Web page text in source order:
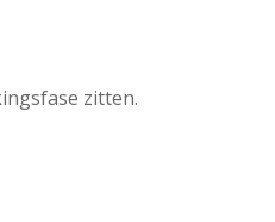
zitten.